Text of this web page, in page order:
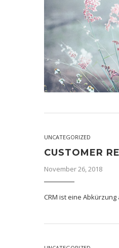
UNCATEGORIZED
CUSTOMER
November 26, 2018
CRM ist eine